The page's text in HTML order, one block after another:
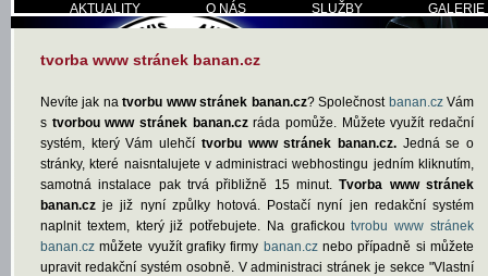
AKTUALITY O NÁS SLUŽBY GALERIE
tvorba www stránek banan.cz
Nevíte jak natvorbu www stránek banan.cz? Společnost banan.czVám
s tvorbou www stránek banan.czráda pomůže. Můžete využít redační
systém, který Vám ulehčí tvorbu www stránek banan.cz.Jedná se o
stránky, které naisntalujete v administraci webhostingu jedním kliknutím,
samotná instalace pak trvá přibližně 15 minut.Tvorba www stránek
banan.cz je již nyní způlky hotová. Postačí nyní jen redakční systém
naplnit textem, který již potřebujete. Na grafickou tvrobu www stránek
banan.cz můžete využít grafiky firmy banan.cznebo případně si můžete
upravit redakční systém osobně. V administraci stránek je sekce "Vlastní